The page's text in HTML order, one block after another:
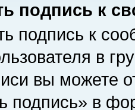
подпись к
подпись к
в
вы можете
подпись» в